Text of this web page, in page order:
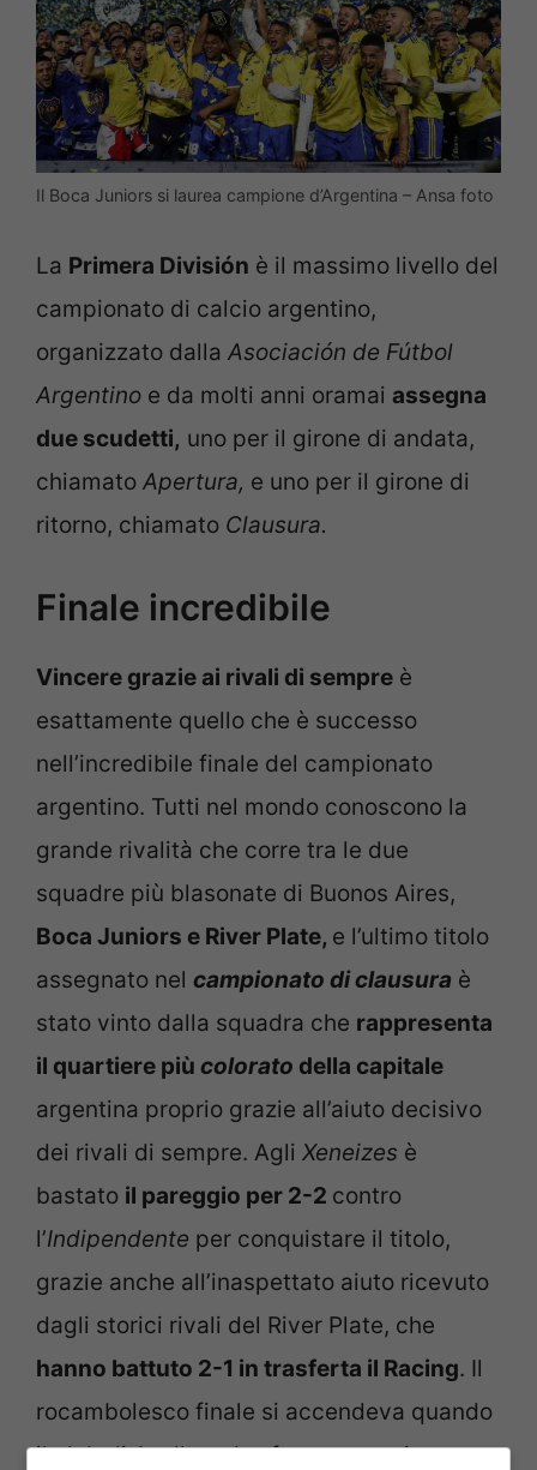
Il Boca Juniors si laurea campione d’Argentina – Ansa foto
La Primera División è il massimo livello del
campionato di calcio argentino,
organizzato dalla Asociación de Fútbol
Argentino e da molti anni oramai assegna
due scudetti, uno per il girone di andata,
chiamato Apertura, e uno per il girone di
ritorno, chiamato Clausura.
Finale incredibile
Vincere grazie ai rivali di sempre è
esattamente quello che è successo
nell’incredibile finale del campionato
argentino. Tutti nel mondo conoscono la
grande rivalità che corre tra le due
squadre più blasonate di Buonos Aires,
Boca Juniors e River Plate, e l’ultimo titolo
assegnato nel campionato di clausura è
stato vinto dalla squadra che rappresenta
il quartiere più colorato della capitale
argentina proprio grazie all’aiuto decisivo
dei rivali di sempre. Agli Xeneizes è
bastato il pareggio per 2-2 contro
l’Indipendente per conquistare il titolo,
grazie anche all’inaspettato aiuto ricevuto
dagli storici rivali del River Plate, che
hanno battuto 2-1 in trasferta il Racing. Il
rocambolesco finale si accendeva quando
il club di Avellaneda sfruttava un rigore